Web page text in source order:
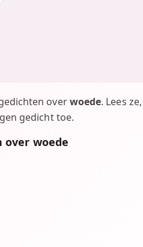
overwoede. Lees
gedicht toe.
over woede